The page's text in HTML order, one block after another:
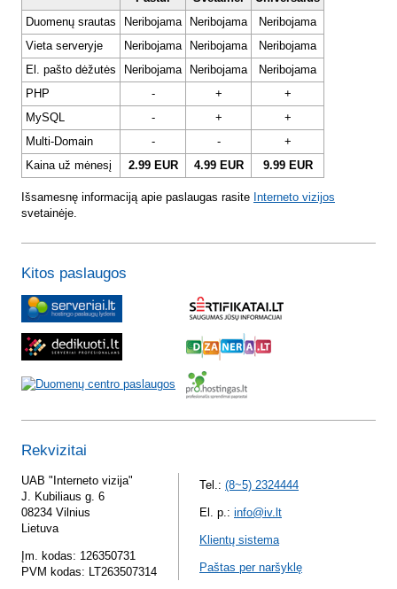
Duomenų srautas
Neribojama Neribojama
Neribojama
Vieta serveryje
Neribojama Neribojama
Neribojama
El. pašto dėžutės
Neribojama Neribojama
Neribojama
PHP
- +
+
MySQL
- +
+
Multi-Domain
- -
+
Kaina už mėnesį
2.99 EUR 4.99 EUR 9.99 EUR
Išsamesnę informaciją apie paslaugas rasite Interneto vizijos
svetainėje.
Kitos paslaugos
Rekvizitai
UAB "Interneto vizija"
J. Kubiliaus g. 6
08234 Vilnius
Lietuva
Įm. kodas: 126350731
PVM kodas: LT263507314
Tel.: (8~5) 2324444
El. p.: info@iv.lt
Klientų sistema
Paštas per naršyklę